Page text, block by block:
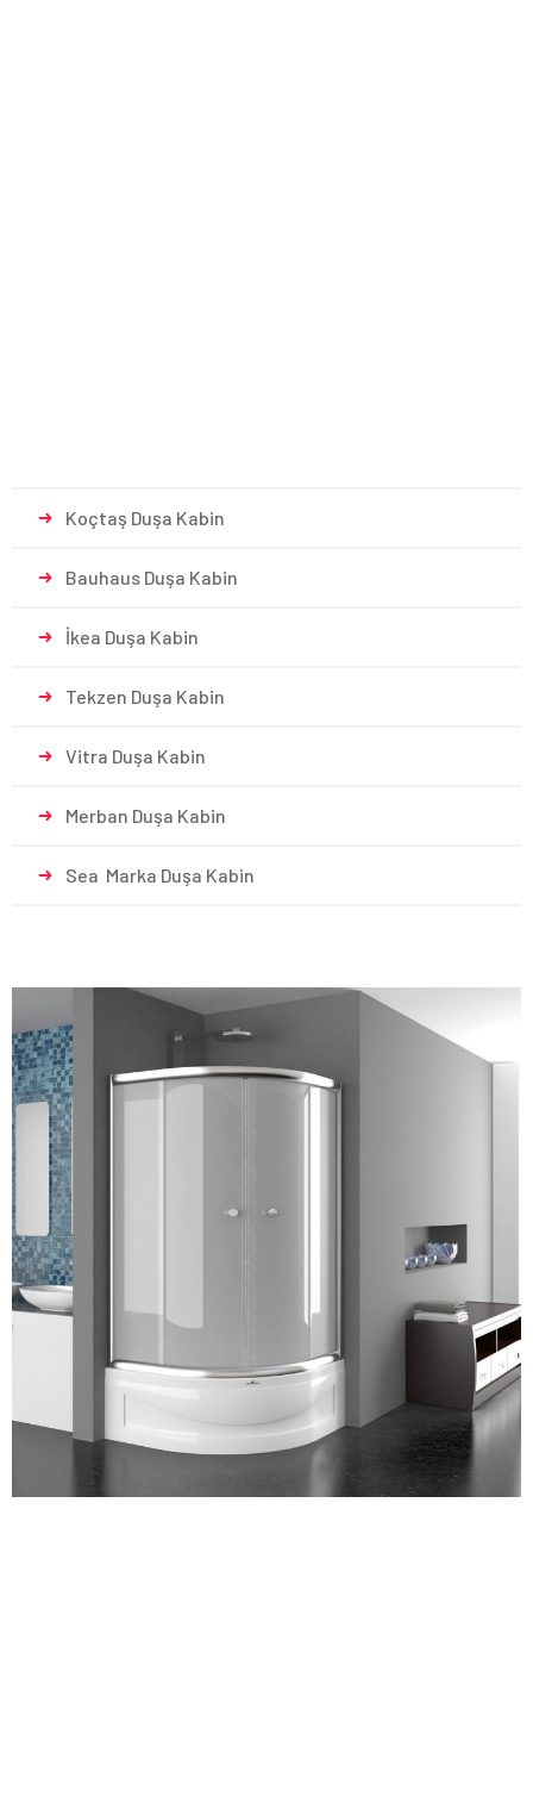
Koçtaş Duşa Kabin
Bauhaus Duşa Kabin
İkea Duşa Kabin
Tekzen Duşa Kabin
Vitra Duşa Kabin
Merban Duşa Kabin
Sea Marka Duşa Kabin